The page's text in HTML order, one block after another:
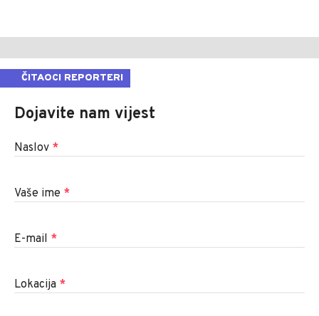
ČITAOCI REPORTERI
Dojavite nam vijest
Naslov *
Vaše ime *
E-mail *
Lokacija *